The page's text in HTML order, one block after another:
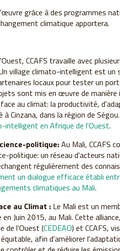
grâce à des programmes
climatique apportera.
CCAFS travaille avec
village climato-intelligent est un
locaux pour tester un
sont mis en œuvre de manière
au climat: la productivité,
Cinzana, dans la région de
intelligent en Afrique de l'Ouest.
politique:Au Mali, CCAFS
politique: un réseau d'acteurs
régulièrement des
un dialogue efficace établi
climatiques au Mali.
au Climat : Le Mali est un
Juin 2015, au Mali. Cette
de l’Ouest (CEDEAO) et CCAFS,
afin d'améliorer